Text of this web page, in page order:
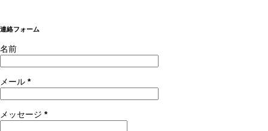
連絡フォーム
名前
メール *
メッセージ *